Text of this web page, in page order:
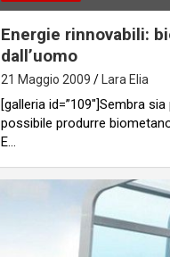
Energie rinnovabili:
dall’uomo
21 Maggio 2009 Lara Elia
[galleria id=”109″]Sembra
possibile produrre
E…